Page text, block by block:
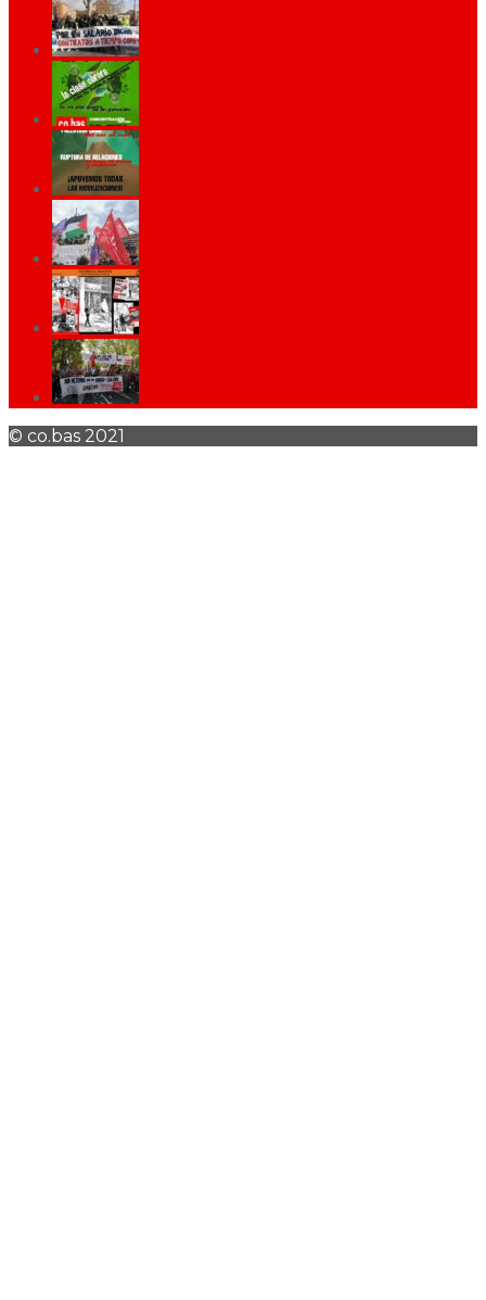
© co.bas 2021